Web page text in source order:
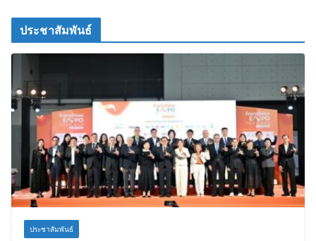
ประชาสัมพันธ์
ประชาสัมพันธ์